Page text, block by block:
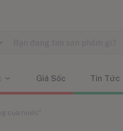
Giá Sốc Tin Tức